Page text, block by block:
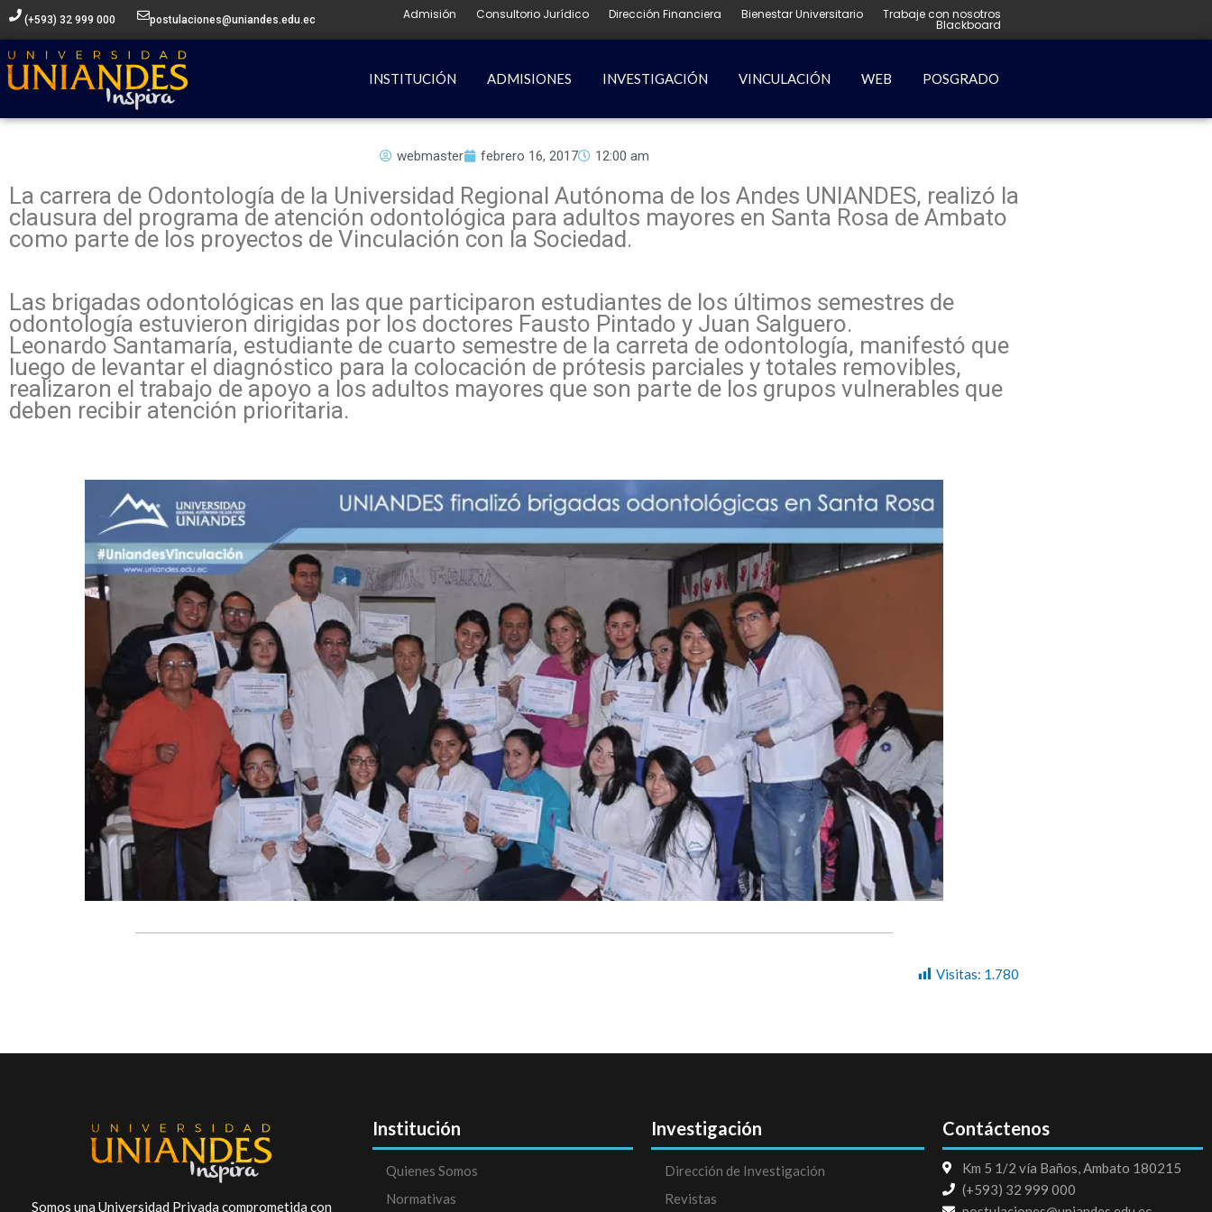
contenido
(+593) 32 999 000 postulaciones@uniandes.edu.ec Admisión Consultorio Jurídico Dirección Financiera Bienestar Universitario Trabaje con nosotros
Blackboard
INSTITUCIÓN ADMISIONES INVESTIGACIÓN VINCULACIÓN WEB POSGRADO
webmaster febrero 16, 2017 12:00 am
La carrera de Odontología de la Universidad Regional Autónoma de los Andes UNIANDES, realizó la
clausura del programa de atención odontológica para adultos mayores en Santa Rosa de Ambato
como parte de los proyectos de Vinculación con la Sociedad.
Las brigadas odontológicas en las que participaron estudiantes de los últimos semestres de
odontología estuvieron dirigidas por los doctores Fausto Pintado y Juan Salguero.
Leonardo Santamaría, estudiante de cuarto semestre de la carreta de odontología, manifestó que
luego de levantar el diagnóstico para la colocación de prótesis parciales y totales removibles,
realizaron el trabajo de apoyo a los adultos mayores que son parte de los grupos vulnerables que
deben recibir atención prioritaria.
Visitas: 1.780
Somos una Universidad Privada comprometida con
Institución
Quienes Somos
Normativas
Investigación
Dirección de Investigación
Revistas
Contáctenos
Km 5 1/2 vía Baños, Ambato 180215
(+593) 32 999 000